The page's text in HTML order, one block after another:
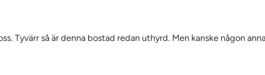
Tyvärr så är denna bostad redan uthyrd. Men kanske någon